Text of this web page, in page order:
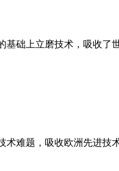
础上立磨技术，吸收
难题，吸收欧洲先进